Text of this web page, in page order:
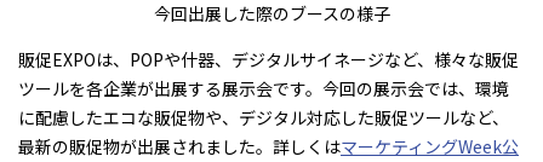
今回出展した際のブースの様子
販促EXPOは、POPや什器、デジタルサイネージなど、様々な販促
ツールを各企業が出展する展示会です。今回の展示会では、環境
に配慮したエコな販促物や、デジタル対応した販促ツールなど、
最新の販促物が出展されました。詳しくはマーケティングWeek公